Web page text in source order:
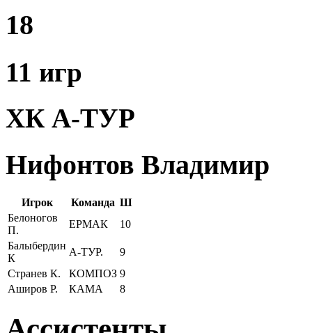
18
11 игр
ХК А-ТУР
Нифонтов Владимир
Игрок Команда Ш
Белоногов
П.
ЕРМАК
10
Балыбердин
К
А-ТУР.
9
Странев К.
КОМПОЗ 9
Аширов Р.
КАМА 8